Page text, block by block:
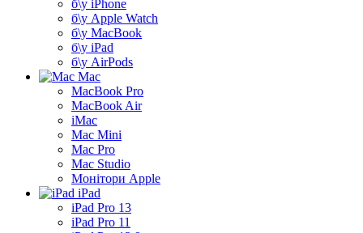
б\у iPhone
б\у Apple Watch
б\у MacBook
б\у iPad
б\у AirPods
Mac
MacBook Pro
MacBook Air
iMac
Mac Mini
Mac Pro
Mac Studio
Монітори Apple
iPad
iPad Pro 13
iPad Pro 11